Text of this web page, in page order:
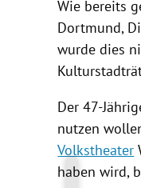
Wie bereits
Dortmund,
wurde dies
Der 47-
nutzen
Volkstheater
haben wird,